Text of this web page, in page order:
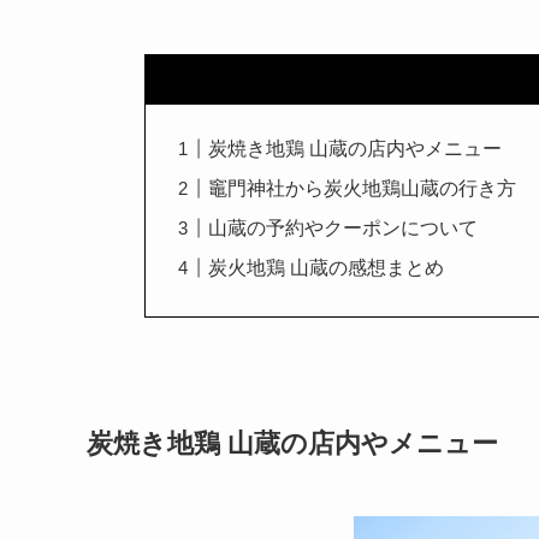
炭焼き地鶏 山蔵の店内やメニュー
竈門神社から炭火地鶏山蔵の行き方
山蔵の予約やクーポンについて
炭火地鶏 山蔵の感想まとめ
炭焼き地鶏 山蔵の店内やメニュー